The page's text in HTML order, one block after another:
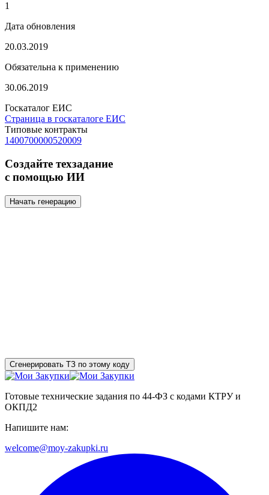
1
Дата обновления
20.03.2019
Обязательна к применению
30.06.2019
Госкаталог ЕИС
Страница в госкаталоге ЕИС
Типовые контракты
1400700000520009
Создайте техзадание
с помощью ИИ
Начать генерацию
Сгенерировать ТЗ по этому коду
Готовые технические задания по 44-ФЗ с кодами КТРУ и
ОКПД2
Напишите нам:
welcome@moy-zakupki.ru